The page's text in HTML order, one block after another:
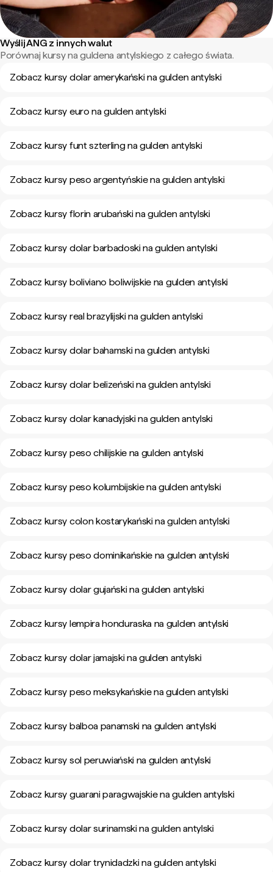
Wyślij ANG z innych walut
Porównaj kursy na guldena antylskiego z całego świata.
Zobacz kursy dolar amerykański na gulden antylski
Zobacz kursy euro na gulden antylski
Zobacz kursy funt szterling na gulden antylski
Zobacz kursy peso argentyńskie na gulden antylski
Zobacz kursy florin arubański na gulden antylski
Zobacz kursy dolar barbadoski na gulden antylski
Zobacz kursy boliviano boliwijskie na gulden antylski
Zobacz kursy real brazylijski na gulden antylski
Zobacz kursy dolar bahamski na gulden antylski
Zobacz kursy dolar belizeński na gulden antylski
Zobacz kursy dolar kanadyjski na gulden antylski
Zobacz kursy peso chilijskie na gulden antylski
Zobacz kursy peso kolumbijskie na gulden antylski
Zobacz kursy colon kostarykański na gulden antylski
Zobacz kursy peso dominikańskie na gulden antylski
Zobacz kursy dolar gujański na gulden antylski
Zobacz kursy lempira honduraska na gulden antylski
Zobacz kursy dolar jamajski na gulden antylski
Zobacz kursy peso meksykańskie na gulden antylski
Zobacz kursy balboa panamski na gulden antylski
Zobacz kursy sol peruwiański na gulden antylski
Zobacz kursy guarani paragwajskie na gulden antylski
Zobacz kursy dolar surinamski na gulden antylski
Zobacz kursy dolar trynidadzki na gulden antylski